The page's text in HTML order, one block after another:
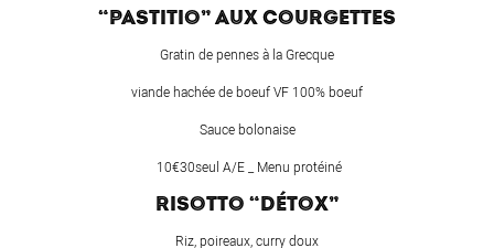
RESTAURANTS & TARIFS
CONTACTEZ-NOUS !
“PASTITIO” AUX COURGETTES
Gratin de pennes à la Grecque
viande hachée de boeuf VF 100% boeuf
Sauce bolonaise
10€30seul A/E _ Menu protéiné
RISOTTO “DÉTOX”
Riz, poireaux, curry doux